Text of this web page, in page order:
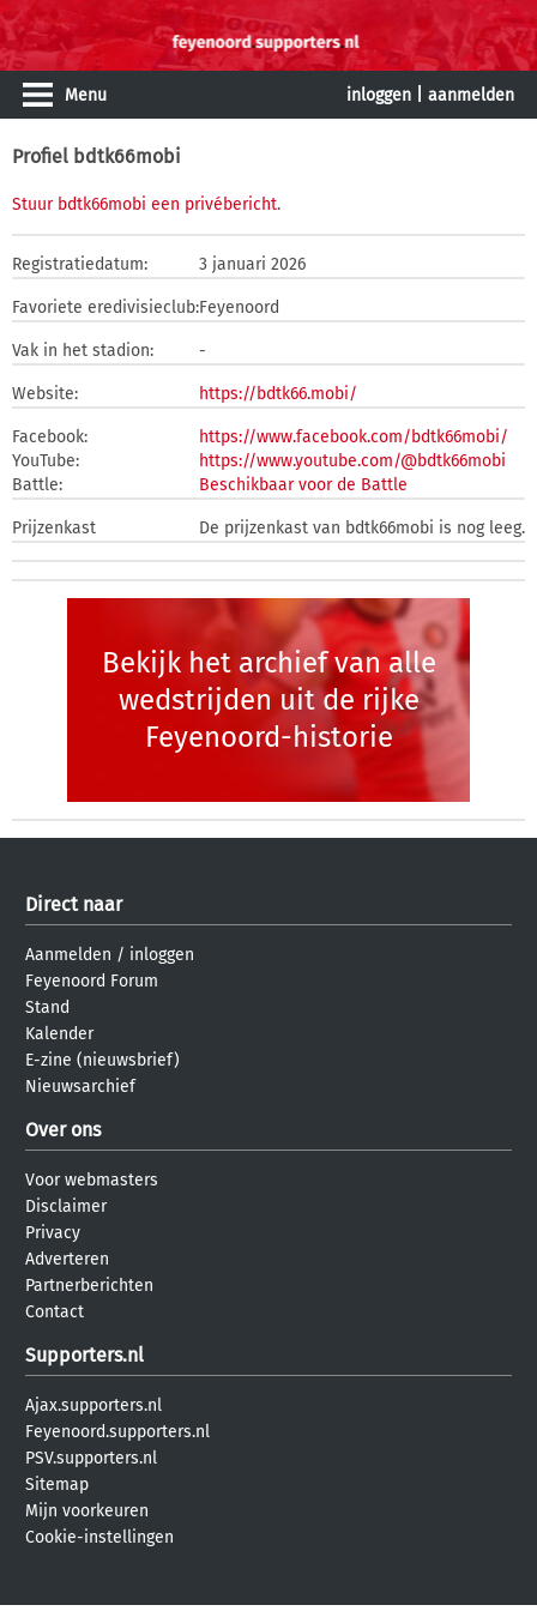
Menu inloggen aanmelden
Profiel bdtk66mobi
Stuur bdtk66mobi een privébericht.
Registratiedatum: 3 januari 2026
Favoriete eredivisieclub:Feyenoord
Vak in het stadion: -
Website: https://bdtk66.mobi/
Facebook:
https://www.facebook.com/bdtk66mobi/
YouTube:
https://www.youtube.com/@bdtk66mobi
Battle:
Beschikbaar voor de Battle
Prijzenkast De prijzenkast van bdtk66mobi is nog leeg.
Bekijk het archief van alle
wedstrijden uit de rijke
Feyenoord-historie
Direct naar
Aanmelden / inloggen
Feyenoord Forum
Stand
Kalender
E-zine (nieuwsbrief)
Nieuwsarchief
Over ons
Voor webmasters
Disclaimer
Privacy
Adverteren
Partnerberichten
Contact
Supporters.nl
Ajax.supporters.nl
Feyenoord.supporters.nl
PSV.supporters.nl
Sitemap
Mijn voorkeuren
Cookie-instellingen